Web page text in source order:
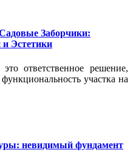
Заборчики:
Эстетики
ответственное решение,
участка на
невидимый фундамент